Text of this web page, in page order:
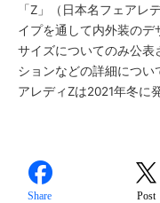
「Z」（日本名フェアレ
イプを通して内外装の
サイズについてのみ公表
ションなどの詳細につい
アレディZは2021年冬に
Share Post